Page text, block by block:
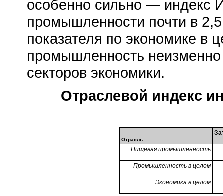
особенно сильно — индекс
промышленности почти в
показателя по экономике в
промышленность неизменно
секторов экономики.
Отраслевой индекс
Отрасль
Пищевая промышленность
Промышленность в целом
Экономика в целом